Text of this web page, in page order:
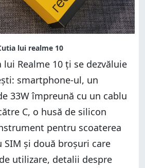
lui Realme 10 ți se dezvăluie
smartphone-ul, un
33W împreună cu un cablu
C, o husă de silicon
pentru scoaterea
și două broșuri care
utilizare, detalii despre